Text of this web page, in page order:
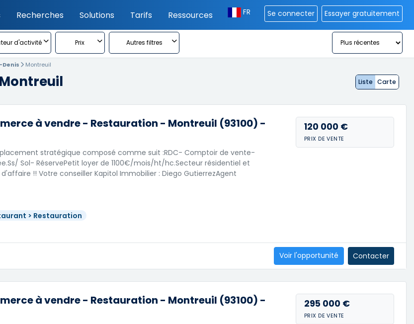
Recherches Solutions Tarifs Ressources FR Se connecter Essayer gratuitement
d'activité Prix Autres filtres
Montreuil
Liste Carte
à vendre - Restauration - Montreuil (93100) -
stratégique composé comme suit :RDC- Comptoir de vente-
Sol- RéservePetit loyer de 1100€/mois/ht/hc.Secteur résidentiel et
!! Votre conseiller Kapitol Immobilier : Diego GutierrezAgent
> Restauration
120 000 €
PRIX DE VENTE
Voir l'opportunité Contacter
à vendre - Restauration - Montreuil (93100) -
295 000 €
PRIX DE VENTE